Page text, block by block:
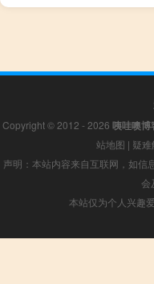
Copyright © 2012 - 2026 咦哇噢博
站地图 | 疑难
声明：本站内容来自互联网，如信
会
本站仅为个人兴趣